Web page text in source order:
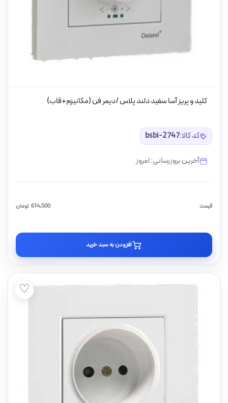
کلید و پریز آسا سفید دلند پلاس /دیمر فن (مکانیزم+قاب)
کد کالا:bsbi-2747
آخرین بروزرسانی: امروز
قیمت تومان 614,500
افزودن به سبد خرید
♡